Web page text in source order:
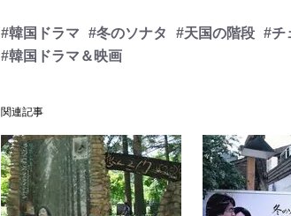
#韓国ドラマ #冬のソナタ #天国の階段 #チ
#韓国ドラマ＆映画
関連記事